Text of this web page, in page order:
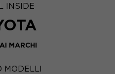
INSIDE
MARCHI
MODELLI